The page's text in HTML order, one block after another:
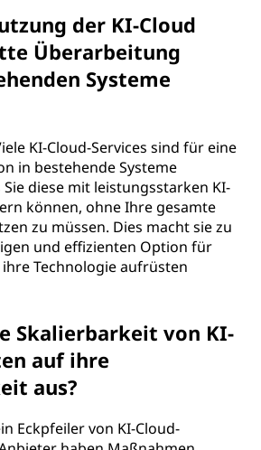
der KI-Cloud
Überarbeitung
Systeme
KI-Cloud-Services sind für eine
in bestehende Systeme
diese mit leistungsstarken KI-
können, ohne Ihre gesamte
zu müssen. Dies macht sie zu
und effizienten Option für
Technologie aufrüsten
Skalierbarkeit von KI-
auf ihre
aus?
Eckpfeiler von KI-Cloud-